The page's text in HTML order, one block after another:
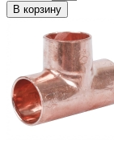
В корзину